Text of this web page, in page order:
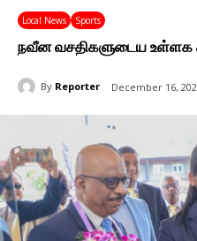
Local News Sports
நவீன வசதிகளுடைய உள்ளக
By Reporter December 16,